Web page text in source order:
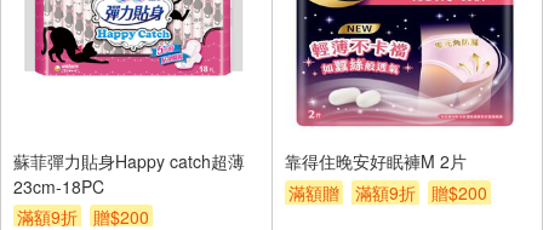
蘇菲彈力貼身Happy catch超薄
23cm-18PC
滿額9折
贈$200
靠得住晚安好眠褲M 2片
滿額贈
滿額9折 贈$200